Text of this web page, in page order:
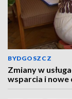
BYDGOSZCZ
Zmiany w
wsparcia i nowe